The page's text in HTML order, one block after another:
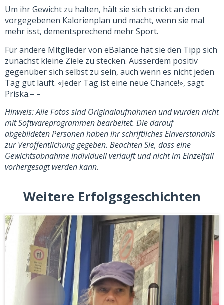
Um ihr Gewicht zu halten, hält sie sich strickt an den
vorgegebenen Kalorienplan und macht, wenn sie mal
mehr isst, dementsprechend mehr Sport.
Für andere Mitglieder von eBalance hat sie den Tipp sich
zunächst kleine Ziele zu stecken. Ausserdem positiv
gegenüber sich selbst zu sein, auch wenn es nicht jeden
Tag gut läuft. «Jeder Tag ist eine neue Chance!», sagt
Priska.– –
Hinweis: Alle Fotos sind Originalaufnahmen und wurden nicht
mit Softwareprogrammen bearbeitet. Die darauf
abgebildeten Personen haben ihr schriftliches Einverständnis
zur Veröffentlichung gegeben. Beachten Sie, dass eine
Gewichtsabnahme individuell verläuft und nicht im Einzelfall
vorhergesagt werden kann.
Weitere Erfolgsgeschichten